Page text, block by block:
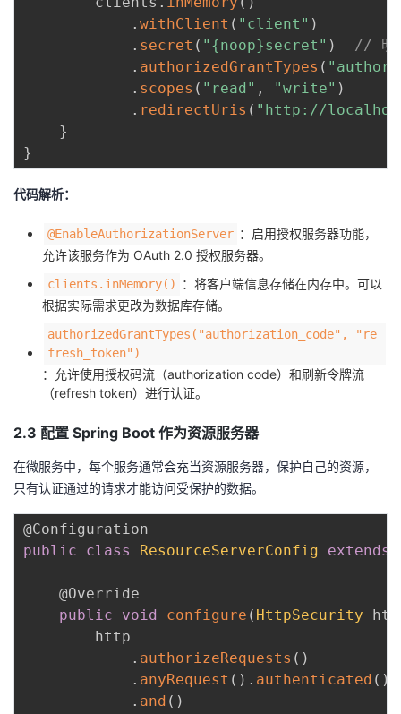
. withClient ( "client" )
. secret ( "{noop}secret" )
// 明
. authorizedGrantTypes (
. scopes ( "read" , "write" )
. redirectUris ( "http://
}
}
代码解析：
@EnableAuthorizationServer ：启用授权服务器功能，
允许该服务作为 OAuth 2.0 授权服务器。
clients.inMemory()
：将客户端信息存储在内存中。可以
根据实际需求更改为数据库存储。
authorizedGrantTypes("authorization_code", "re
fresh_token")
：允许使用授权码流（authorization code）和刷新令牌流
（refresh token）进行认证。
2.3 配置 Spring Boot 作为资源服务器
在微服务中，每个服务通常会充当资源服务器，保护自己的资源，
只有认证通过的请求才能访问受保护的数据。
@Configuration
public
class ResourceServerConfig extends
@Override
public
void configure ( HttpSecurity
        http
. authorizeRequests ( )
. anyRequest ( ) . authenticated ( )
. and ( )